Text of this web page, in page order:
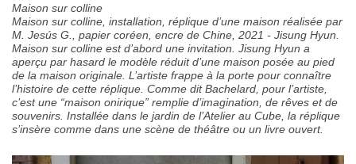
Maison sur colline
Maison sur colline, installation, réplique d’une maison réalisée par
M. Jesús G., papier coréen, encre de Chine, 2021 - Jisung Hyun.
Maison sur colline est d’abord une invitation. Jisung Hyun a
aperçu par hasard le modèle réduit d’une maison posée au pied
de la maison originale. L’artiste frappe à la porte pour connaître
l’histoire de cette réplique. Comme dit Bachelard, pour l’artiste,
c’est une “maison onirique” remplie d’imagination, de rêves et de
souvenirs. Installée dans le jardin de l’Atelier au Cube, la réplique
s’insère comme dans une scène de théâtre ou un livre ouvert.